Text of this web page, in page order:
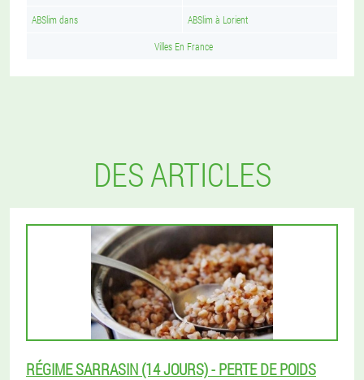
ABSlim dans ABSlim à Lorient
Villes En France
DES ARTICLES
RÉGIME SARRASIN (14 JOURS) - PERTE DE POIDS